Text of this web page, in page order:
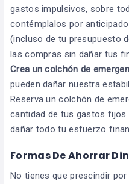
gastos impulsivos, sobre
contémplalos por
(incluso de tu presupuesto
las compras sin dañar tus
Crea un colchón de
pueden dañar nuestra
Reserva un colchón de
cantidad de tus gastos fijos
dañar todo tu esfuerzo
Formas De Ahorrar
No tienes que prescindir